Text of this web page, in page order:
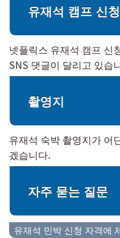
유재석 캠프 신
넷플릭스 유재석 캠프 신
SNS 댓글이 달리고 있습
촬영지
유재석 숙박 촬영지가 어
겠습니다.
자주 묻는 질문
유재석 민박 신청 자격에